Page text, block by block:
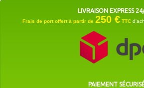
LIVRAISON EXPRESS
Frais de port offert à partir de 250 € TTC
PAIEMENT